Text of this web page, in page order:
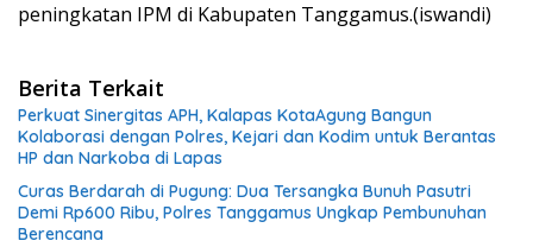
peningkatan IPM di Kabupaten Tanggamus.(iswandi)
Berita Terkait
Perkuat Sinergitas APH, Kalapas KotaAgung Bangun
Kolaborasi dengan Polres, Kejari dan Kodim untuk Berantas
HP dan Narkoba di Lapas
Curas Berdarah di Pugung: Dua Tersangka Bunuh Pasutri
Demi Rp600 Ribu, Polres Tanggamus Ungkap Pembunuhan
Berencana